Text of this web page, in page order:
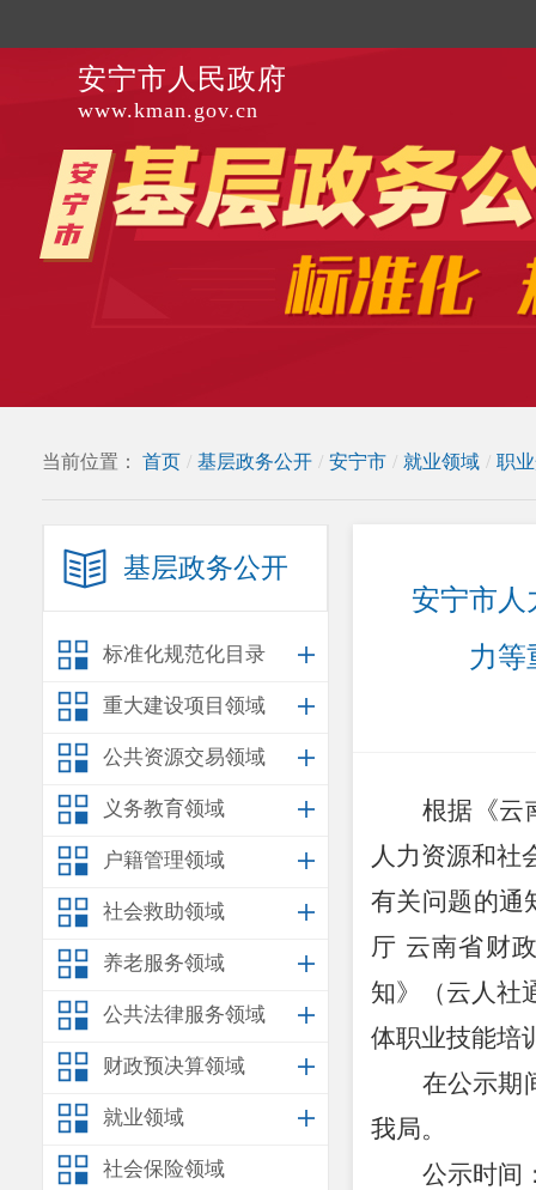
安宁市人民政府
www.kman.gov.cn
当前位置： 首页 / 基层政务公开 / 安宁市 / 就业领域 / 职
基层政务公开
标准化规范化目录
重大建设项目领域
公共资源交易领域
义务教育领域
户籍管理领域
社会救助领域
养老服务领域
公共法律服务领域
财政预决算领域
就业领域
社会保险领域
安宁市人
力等
根据《云
人力资源和社
有关问题的通
厅 云南省财
知》
（云人社
体职业技能培
在公示期
我局。
公示时间